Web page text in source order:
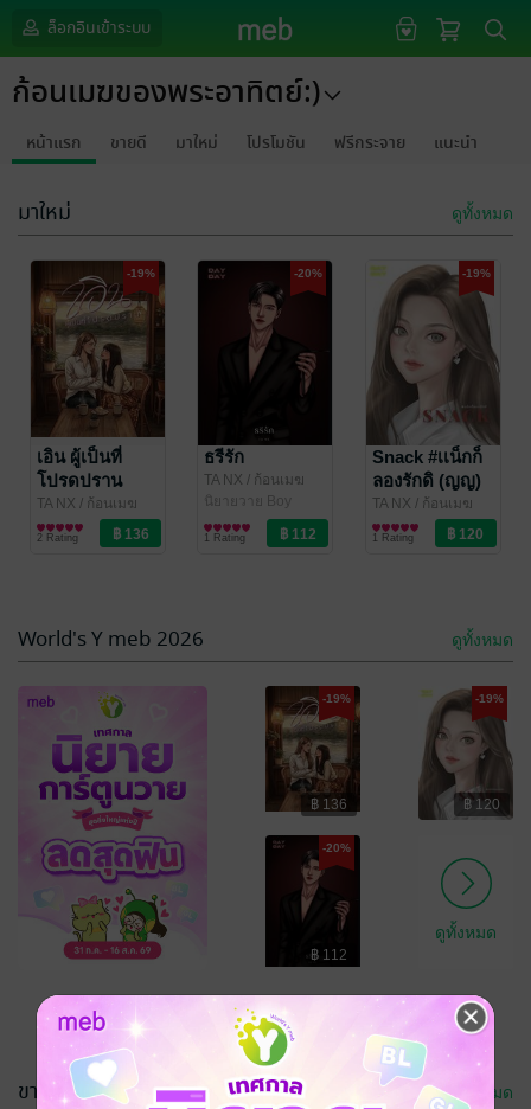
ล็อกอินเข้าระบบ
ก้อนเมฆของพระอาทิตย์:)
หน้าแรก ขายดี มาใหม่ โปรโมชัน ฟรีกระจาย แนะนำ
มาใหม่ ดูทั้งหมด
-19%
เอิน ผู้เป็นที่
โปรดปราน
TA NX / ก้อนเมฆ
ของพระอาทิตย์:)
นิยาย Girl
Love/Yuri
2 Rating
-20%
ธรีรัก
TA NX / ก้อนเมฆ
ของพระอาทิตย์:)
นิยายวาย Boy
Love / Yaoi
1 Rating
-19%
Snack #เเน็กก็
ลองรักดิ (ญญ)
TA NX / ก้อนเมฆ
ของพระอาทิตย์:)
นิยาย Girl
Love/Yuri
1 Rating
คีย์ตะวัน เล่ม 1
/ ก้อนเมฆ
ของพระอาทิตย์:)
นิยาย Girl
Love/Yuri
2023 เเด่เธอผู้
เป็นที่รัก (เล่ม2)
ของพระอาทิตย์:)
World's Y meb 2026 ดูทั้งหมด
-19%
฿ 136
-19%
฿ 120
-20%
฿ 112
ดูทั้งหมด
เหลืออีก 10 วัน
ขายดี ดูทั้งหมด